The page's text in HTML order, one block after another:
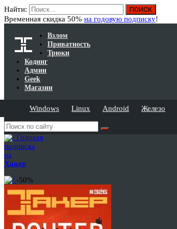
Найти:
Временная скидка 50% на годовую подписку!
Взлом
Приватность
Трюки
Кодинг
Админ
Geek
Магазин
Windows Linux Android Железо
Годовая
подписка
на
Хакер
-50%